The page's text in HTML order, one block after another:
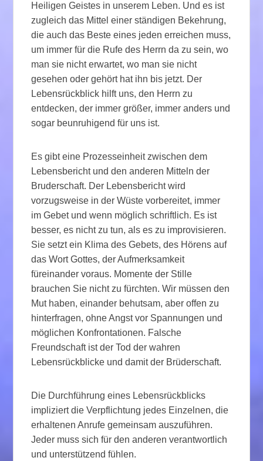
Heiligen Geistes in unserem Leben. Und es ist
zugleich das Mittel einer ständigen Bekehrung,
die auch das Beste eines jeden erreichen muss,
um immer für die Rufe des Herrn da zu sein, wo
man sie nicht erwartet, wo man sie nicht
gesehen oder gehört hat ihn bis jetzt. Der
Lebensrückblick hilft uns, den Herrn zu
entdecken, der immer größer, immer anders und
sogar beunruhigend für uns ist.
Es gibt eine Prozesseinheit zwischen dem
Lebensbericht und den anderen Mitteln der
Bruderschaft. Der Lebensbericht wird
vorzugsweise in der Wüste vorbereitet, immer
im Gebet und wenn möglich schriftlich. Es ist
besser, es nicht zu tun, als es zu improvisieren.
Sie setzt ein Klima des Gebets, des Hörens auf
das Wort Gottes, der Aufmerksamkeit
füreinander voraus. Momente der Stille
brauchen Sie nicht zu fürchten. Wir müssen den
Mut haben, einander behutsam, aber offen zu
hinterfragen, ohne Angst vor Spannungen und
möglichen Konfrontationen. Falsche
Freundschaft ist der Tod der wahren
Lebensrückblicke und damit der Brüderschaft.
Die Durchführung eines Lebensrückblicks
impliziert die Verpflichtung jedes Einzelnen, die
erhaltenen Anrufe gemeinsam auszuführen.
Jeder muss sich für den anderen verantwortlich
und unterstützend fühlen.